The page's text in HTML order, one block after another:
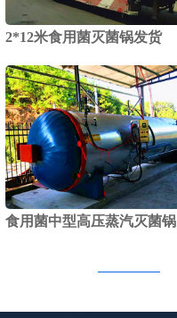
2*12米食用菌灭菌锅发货
食用菌中型高压蒸汽灭菌锅